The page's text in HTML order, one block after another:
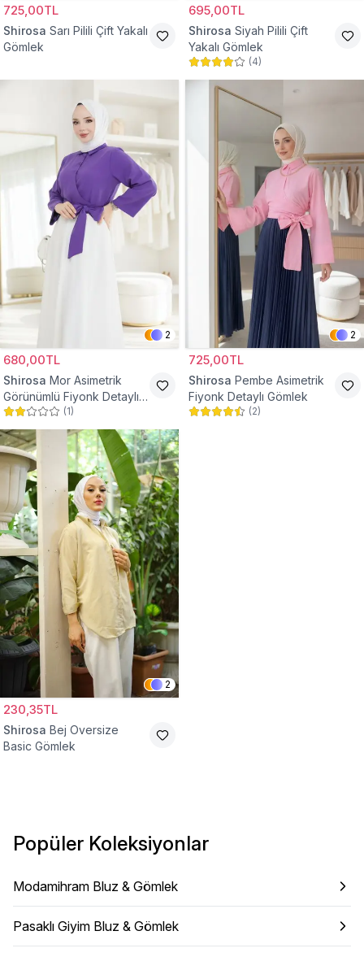
725,00TL
Shirosa Sarı Pilili Çift Yakalı
Gömlek
695,00TL
Shirosa Siyah Pilili Çift
Yakalı Gömlek
(4)
2
680,00TL
Shirosa Mor Asimetrik
Görünümlü Fiyonk Detaylı
Gömlek
(1)
2
725,00TL
Shirosa Pembe Asimetrik
Fiyonk Detaylı Gömlek
(2)
2
230,35TL
Shirosa Bej Oversize
Basic Gömlek
Popüler Koleksiyonlar
Modamihram Bluz & Gömlek
Pasaklı Giyim Bluz & Gömlek